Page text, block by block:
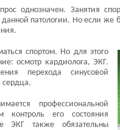
однозначен. Занятия
патологии. Но если же
спортом. Но для этого
осмотр кардиолога, ЭКГ.
перехода синусовой
сердца.
профессиональной
контроль его состояния
ЭКГ также обязательны